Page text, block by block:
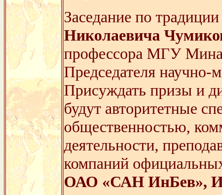
Заседание по
Николаевича
профессора МГУ
Председателя научно-
Присуждать призы и
будут авторитетные
общественностью,
деятельности,
компаний
ОАО «САН ИнБев»,